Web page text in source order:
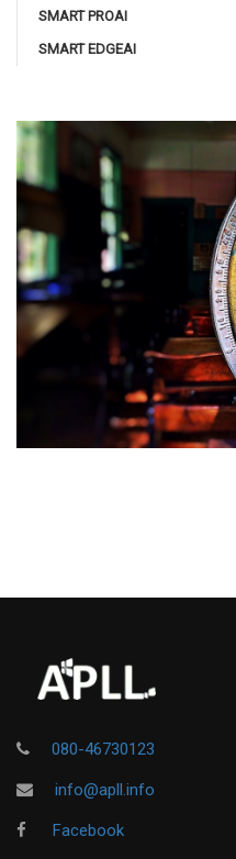
SMART PROAI
SMART EDGEAI
080-46730123
info@apll.info
Facebook